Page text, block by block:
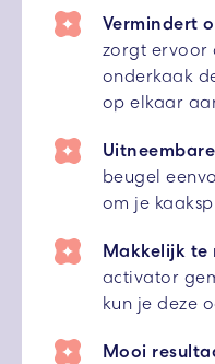
Vermindert
zorgt ervoor
onderkaak
op elkaar
beugel
om je
Makkelijk te
activator
kun je deze
Mooi